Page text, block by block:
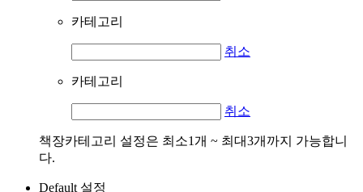
카테고리
취소
카테고리
취소
책장카테고리 설정은 최소1개 ~ 최대3개까지 가능합니
다.
Default 설정